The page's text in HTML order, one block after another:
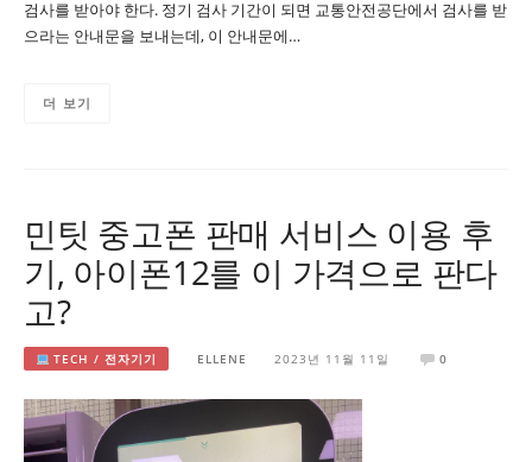
검사를 받아야 한다. 정기 검사 기간이 되면 교통안전공단에서 검사를 받
으라는 안내문을 보내는데, 이 안내문에…
더 보기
민팃 중고폰 판매 서비스 이용 후
기, 아이폰12를 이 가격으로 판다
고?
TECH / 전자기기 ELLENE 2023년 11월 11일 0